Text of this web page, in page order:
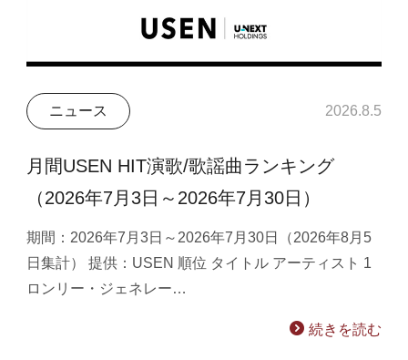
ニュース 2026.8.5
月間USEN HIT演歌/歌謡曲ランキング
（2026年7月3日～2026年7月30日）
期間：2026年7月3日～2026年7月30日（2026年8月5
日集計） 提供：USEN 順位 タイトル アーティスト 1
ロンリー・ジェネレー…
続きを読む